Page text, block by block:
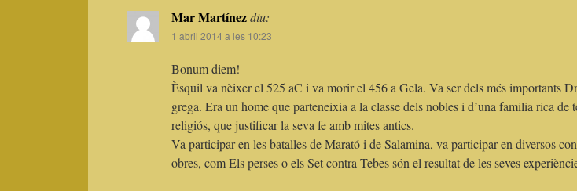
Mar Martínezdiu:
1 abril 2014 a les 10:23
Bonum diem!
Èsquil va nèixer el 525 aC i va morir el 456 a Gela. Va ser dels més importants
grega. Era un home que parteneixia a la classe dels nobles i d’una familia rica de
religiós, que justificar la seva fe amb mites antics.
Va participar en les batalles de Marató i de Salamina, va participar en diversos
obres, com Els perses o els Set contra Tebes són el resultat de les seves